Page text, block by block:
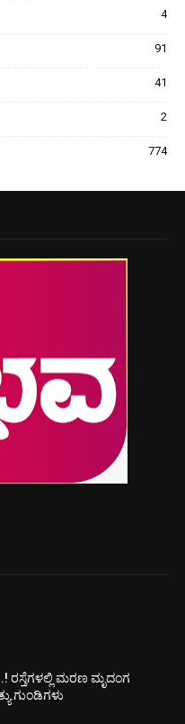
4
91
41
2
774
ರಸ್ತೆಗಳಲ್ಲಿ ಮರಣ ಮೃದಂಗ
ಗುಂಡಿಗಳು